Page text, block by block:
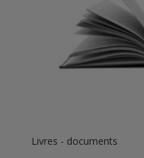
Livres - documents